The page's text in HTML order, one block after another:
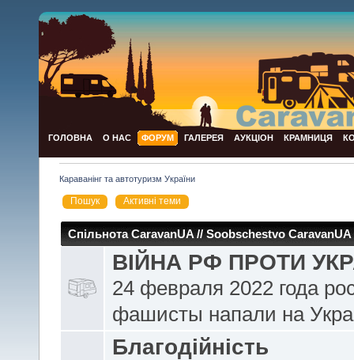
ГОЛОВНА О НАС ФОРУМ ГАЛЕРЕЯ АУКЦІОН КРАМНИЦЯ
Караванінг та автотуризм України
Пошук Активні теми
Спільнота CaravanUA // Soobschestvo CaravanUA
ВІЙНА РФ ПРОТИ
24 февраля 2022 года
фашисты напали на
Благодійність